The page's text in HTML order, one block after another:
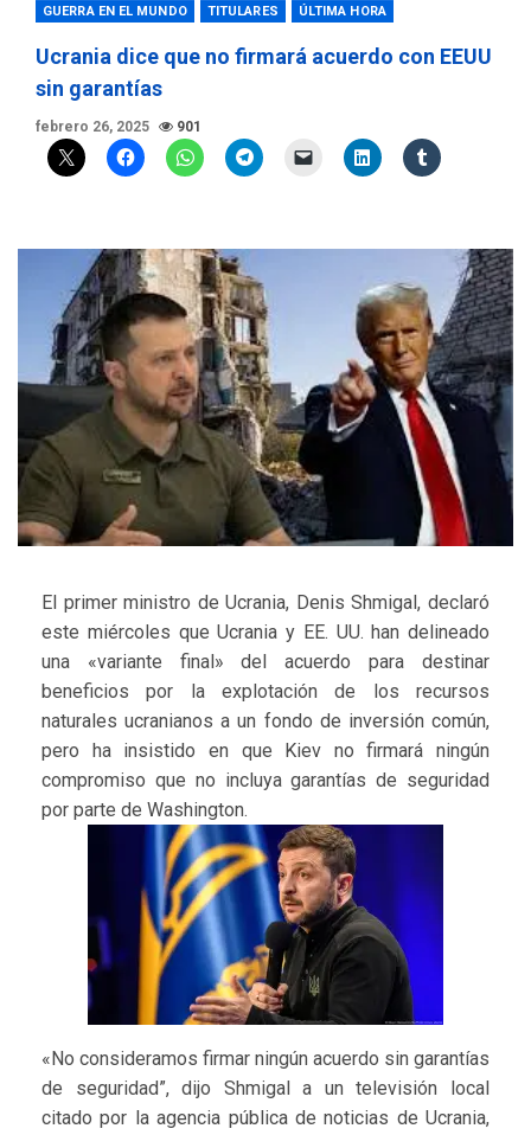
GUERRA EN EL MUNDO TITULARES ÚLTIMA HORA
Ucrania dice que no firmará acuerdo con EEUU
sin garantías
febrero 26, 2025 901
El primer ministro de Ucrania, Denis Shmigal, declaró
este miércoles que Ucrania y EE. UU. han delineado
una «variante final» del acuerdo para destinar
beneficios por la explotación de los recursos
naturales ucranianos a un fondo de inversión común,
pero ha insistido en que Kiev no firmará ningún
compromiso que no incluya garantías de seguridad
por parte de Washington.
«No consideramos firmar ningún acuerdo sin garantías
de seguridad”, dijo Shmigal a un televisión local
citado por la agencia pública de noticias de Ucrania,